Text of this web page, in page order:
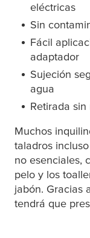
eléctricas
Sin
Fácil
adaptador
Sujeción
agua
Retirada sin
Muchos
taladros
no esenciales,
pelo y los
jabón. Gracias
tendrá que